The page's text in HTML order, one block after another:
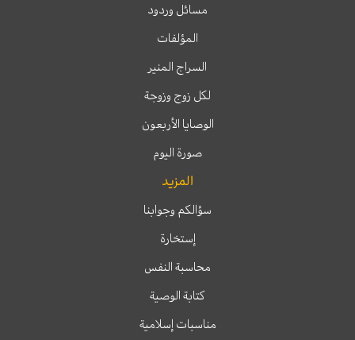
مسائل وردود
المؤلفات
السراج المنير
لكل زوج وزوجة
الوصايا الأربعون
صورة اليوم
المزيد
سؤالكم وجوابنا
إستخارة
محاسبة النفس
كتابة الوصية
مناسبات إسلامية